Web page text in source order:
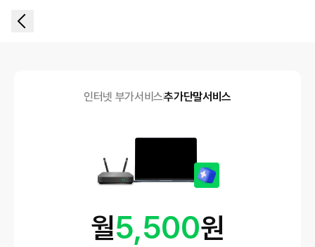
인터넷 부가서비스추가단말서비스
월5,500원